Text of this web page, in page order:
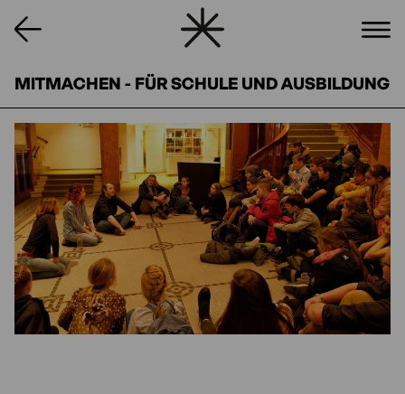
MITMACHEN - FÜR SCHULE UND AUSBILDUNG